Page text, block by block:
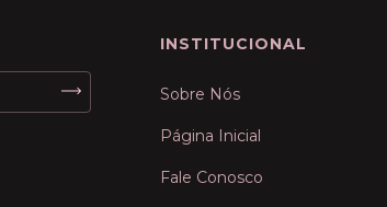
INSTITUCIONAL
Sobre Nós
Página Inicial
Fale Conosco